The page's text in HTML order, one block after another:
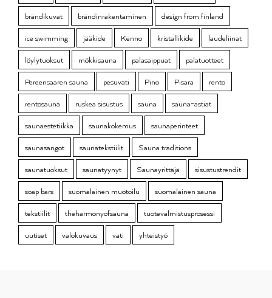
brändikuvat
brändinrakentaminen
design from finland
ice swimming
jääkide Kenno kristallikide
laudeliinat
löylytuoksut
mökkisauna palasaippuat
palatuotteet
Pereensaaren sauna
pesuvati Pino Pisara
rento
rentosauna
ruskea sisustus sauna
sauna-astiat
saunaestetiikka
saunakokemus
saunaperinteet
saunasangot
saunatekstiilit
Sauna traditions
saunatuoksut
saunatyynyt Saunayrittäjä
sisustustrendit
soap bars
suomalainen muotoilu
suomalainen sauna
tekstiilit
theharmonyofsauna
tuotevalmistusprosessi
uutiset
valokuvaus vati yhteistyö